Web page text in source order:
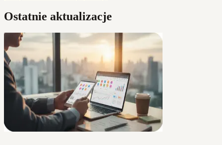
Ostatnie aktualizacje